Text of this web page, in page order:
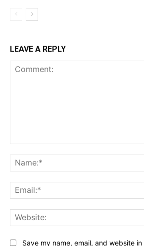
LEAVE A REPLY
Save my name, email, and website